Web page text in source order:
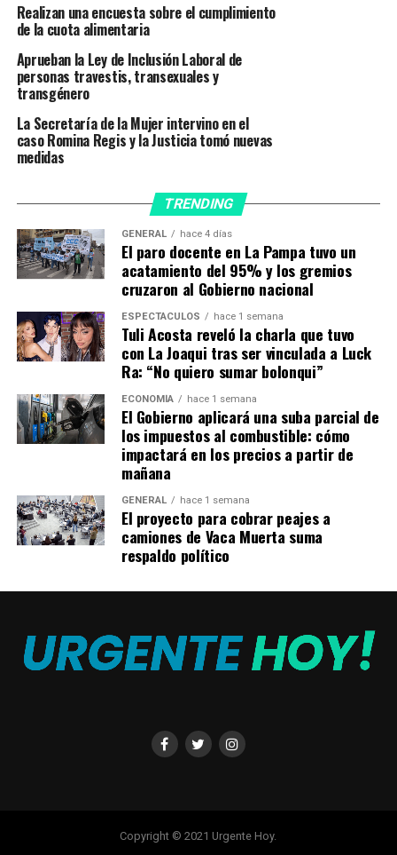
fondos de Nación y para nosotras es una obra muy
necesaria. Vamos a tener un albergue de medio camino
para las situaciones de violencia urgente y ahora vamos
a poder dar todo un abordaje integral a esta temática”,
destacó Liliana Robledo.
Hubo tres oferentes para la obra: José Luis Fernández,
que cotizó la suma de $133.578.708,16: la empresa BK
Construcciones $ 159.890.433,91 e Innokonst $
TEMAS RELACIONADOS:
GÉNEROS Y DIVERSIDAD
NUEVO CENTRO TERRITORIAL
OBRAS Y SERVICIOS PÚBLICOS
SECRETARÍA DE LA MUJER
Obras y festejos en vísperas de un nuevo aniversario de
Trenel
NO TE PIERDAS
Filmus anunció recursos permanentes para ciencia y
tecnología y 12 ingresos especiales al CONICET
Realizan una encuesta sobre el cumplimiento
de la cuota alimentaria
Aprueban la Ley de Inclusión Laboral de
personas travestis, transexuales y
transgénero
La Secretaría de la Mujer intervino en el
caso Romina Regis y la Justicia tomó nuevas
medidas
TRENDING
GENERAL hace 4 días
El paro docente en La Pampa tuvo un
acatamiento del 95% y los gremios
cruzaron al Gobierno nacional
ESPECTÁCULOS hace 1 semana
Tuli Acosta reveló la charla que tuvo
con La Joaqui tras ser vinculada a Luck
Ra: “No quiero sumar bolonqui”
ECONOMÍA hace 1 semana
El Gobierno aplicará una suba parcial de
los impuestos al combustible: cómo
impactará en los precios a partir de
mañana
GENERAL hace 1 semana
El proyecto para cobrar peajes a
camiones de Vaca Muerta suma
respaldo político
Copyright © 2021 Urgente Hoy.